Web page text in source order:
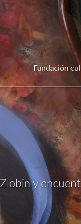
Fundación
y